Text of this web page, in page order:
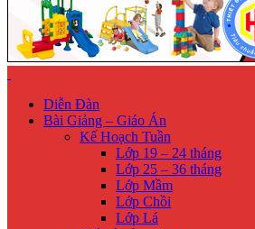
Diễn Đàn
Bài Giảng – Giáo Án
Kế Hoạch Tuần
Lớp 19 – 24 tháng
Lớp 25 – 36 tháng
Lớp Mầm
Lớp Chồi
Lớp Lá